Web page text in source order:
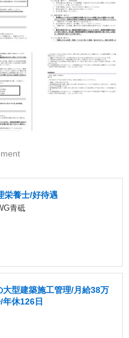
栄養士/好待遇
青砥
大型建築施工管理/月給38万
年休126日